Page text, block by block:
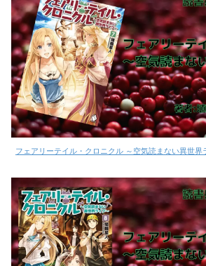
フェアリーテイル・クロニクル ～空気読まない異世界